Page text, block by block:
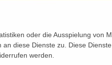
oder die Ausspielung von
diese Dienste zu. Diese
werden.